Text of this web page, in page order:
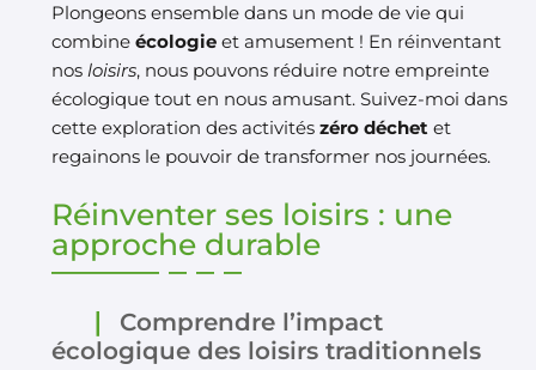
Plongeons ensemble dans un mode de vie qui
combine écologie et amusement ! En réinventant
nos loisirs, nous pouvons réduire notre empreinte
écologique tout en nous amusant. Suivez-moi dans
cette exploration des activités zéro déchet et
regainons le pouvoir de transformer nos journées.
Réinventer ses loisirs : une
approche durable
Comprendre l’impact
écologique des loisirs traditionnels